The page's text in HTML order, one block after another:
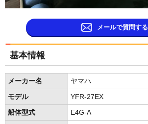
メールで質問する
基本情報
メーカー名 ヤマハ
モデル YFR-27EX
船体型式 E4G-A